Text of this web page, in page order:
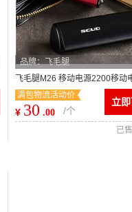
品牌：飞毛腿
飞毛腿M26 移动电源2200移动
Iphone4 小米三星HTC充电宝
满包物流活动价
¥ 30 .00 /个
立
已